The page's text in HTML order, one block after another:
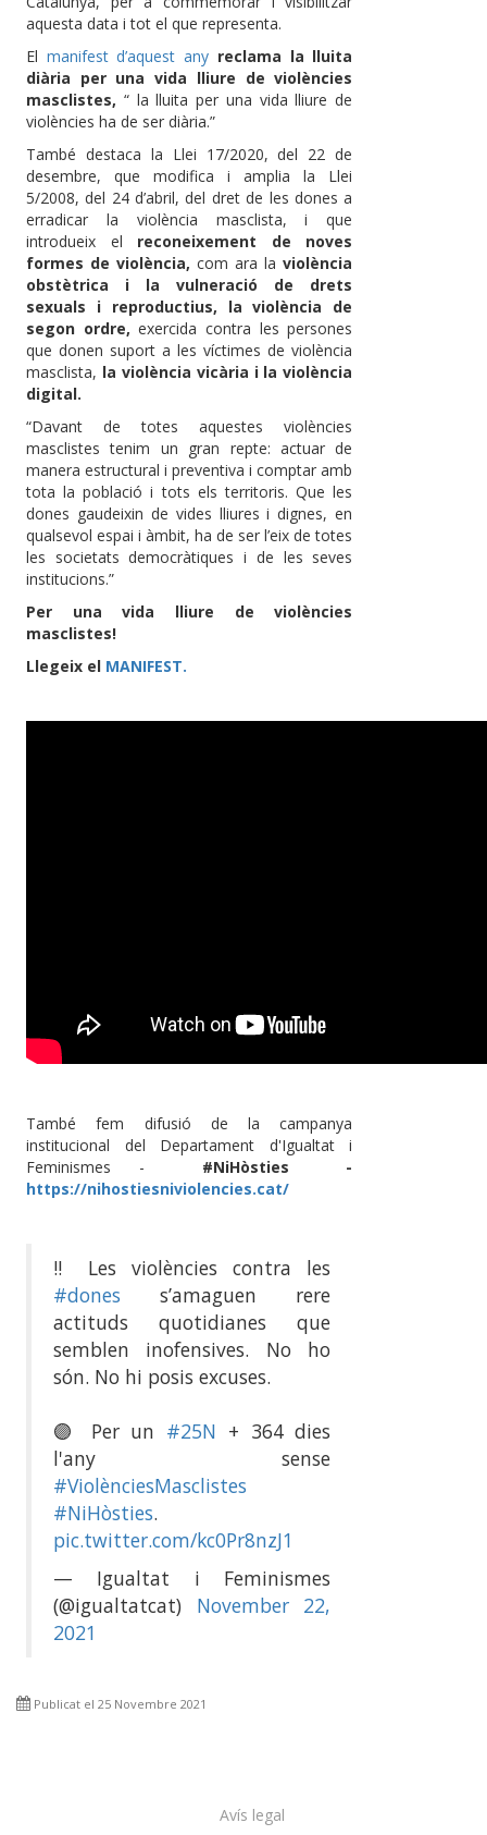
aquesta data i tot el que representa.
El manifest d’aquest any reclama la lluita
diària per una vida lliure de violències
masclistes, “ la lluita per una vida lliure de
violències ha de ser diària.”
També destaca la Llei 17/2020, del 22 de
desembre, que modifica i amplia la Llei
5/2008, del 24 d’abril, del dret de les dones a
erradicar la violència masclista, i que
introdueix el reconeixement de noves
formes de violència, com ara laviolència
obstètrica i la vulneració de drets
sexuals i reproductius, la violència de
segon ordre, exercida contra les persones
que donen suport a les víctimes de violència
masclista, la violència vicària i la violència
digital.
“Davant de totes aquestes violències
masclistes tenim un gran repte: actuar de
manera estructural i preventiva i comptar amb
tota la població i tots els territoris. Que les
dones gaudeixin de vides lliures i dignes, en
qualsevol espai i àmbit, ha de ser l’eix de totes
les societats democràtiques i de les seves
institucions.”
Per una vida lliure de violències
masclistes!
Llegeix el MANIFEST.
També fem difusió de la campanya
institucional del Departament d'Igualtat i
Feminismes - #NiHòsties -
https://nihostiesniviolencies.cat/
‼️ Les violències contra les
#dones s’amaguen rere
actituds quotidianes que
semblen inofensives. No ho
són. No hi posis excuses.
🟣 Per un #25N + 364 dies
l'any sense
#ViolènciesMasclistes
#NiHòsties.
pic.twitter.com/kc0Pr8nzJ1
— Igualtat i Feminismes
(@igualtatcat) November 22,
2021
Publicat el 25 Novembre 2021
Avís legal